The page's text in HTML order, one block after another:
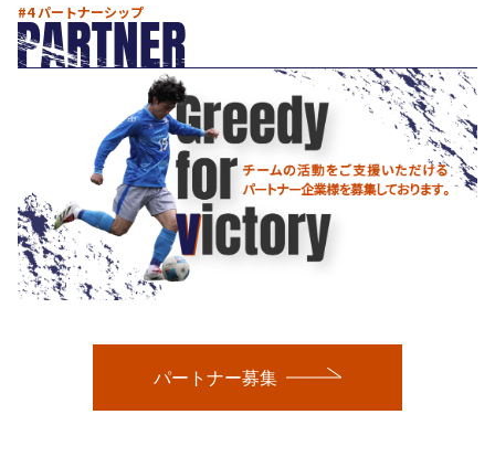
#4 パートナーシップ
パートナー募集